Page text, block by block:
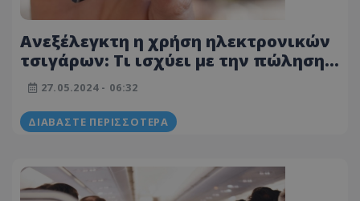
Ανεξέλεγκτη η χρήση ηλεκτρονικών
τσιγάρων: Τι ισχύει με την πώληση
τους - Εισήγηση για «tobacco shops»
27.05.2024 - 06:32
ΔΙΑΒΆΣΤΕ ΠΕΡΙΣΣΌΤΕΡΑ